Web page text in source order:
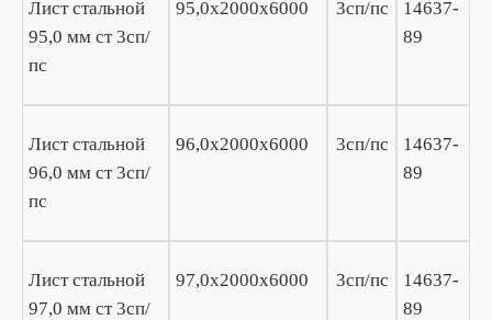
Лист стальной
95,0 мм ст 3сп/
пс
95,0х2000х6000 3сп/пс
14637-
89
Лист стальной
96,0 мм ст 3сп/
пс
96,0х2000х6000 3сп/пс
14637-
89
Лист стальной
97,0 мм ст 3сп/
97,0х2000х6000 3сп/пс
14637-
89